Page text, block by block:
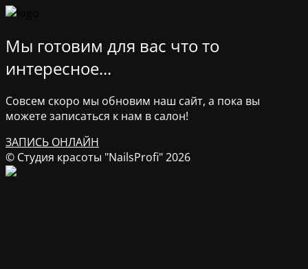
Мы готовим для вас что то
интересное...
Совсем скоро мы обновим наш сайт, а пока вы
можете записаться к нам в салон!
ЗАПИСЬ ОНЛАЙН
© Студия красоты "NailsProfi" 2026